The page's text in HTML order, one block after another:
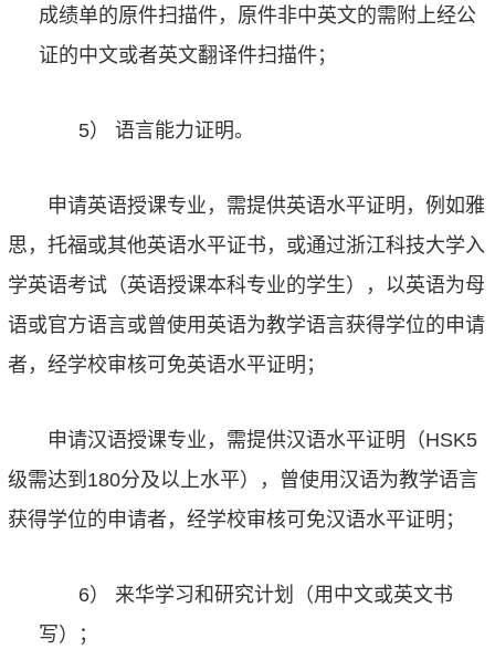
成绩单的原件扫描件，原件非中英文的需附上经公
证的中文或者英文翻译件扫描件；
5） 语言能力证明。
申请英语授课专业，需提供英语水平证明，例如雅
思，托福或其他英语水平证书，或通过浙江科技大学入
学英语考试（英语授课本科专业的学生），以英语为母
语或官方语言或曾使用英语为教学语言获得学位的申请
者，经学校审核可免英语水平证明；
申请汉语授课专业，需提供汉语水平证明（HSK5
级需达到180分及以上水平），曾使用汉语为教学语言
获得学位的申请者，经学校审核可免汉语水平证明；
6） 来华学习和研究计划（用中文或英文书
写）；